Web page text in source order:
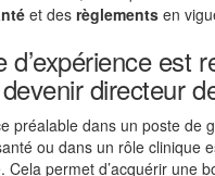
et des règlements en
d’expérience est
directeur
préalable dans un poste de
ou dans un rôle clinique
Cela permet d’acquérir une